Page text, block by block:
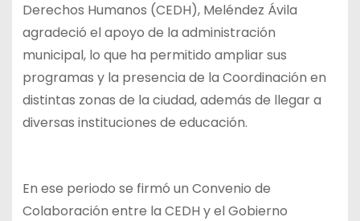
Derechos Humanos (CEDH), Meléndez Ávila
agradeció el apoyo de la administración
municipal, lo que ha permitido ampliar sus
programas y la presencia de la Coordinación en
distintas zonas de la ciudad, además de llegar a
diversas instituciones de educación.
En ese periodo se firmó un Convenio de
Colaboración entre la CEDH y el Gobierno